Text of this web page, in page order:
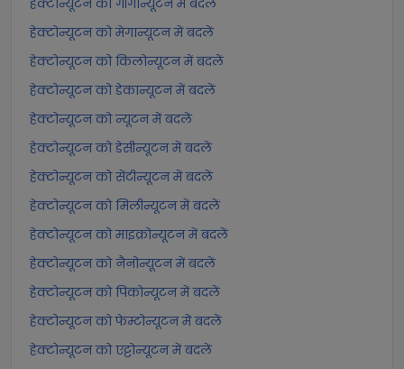
हेक्टोन्यूटन को गीगान्यूटन में बदलें
हेक्टोन्यूटन को मेगान्यूटन में बदलें
हेक्टोन्यूटन को किलोन्यूटन में बदलें
हेक्टोन्यूटन को डेकान्यूटन में बदलें
हेक्टोन्यूटन को न्यूटन में बदलें
हेक्टोन्यूटन को डेसीन्यूटन में बदलें
हेक्टोन्यूटन को सेंटीन्यूटन में बदलें
हेक्टोन्यूटन को मिलीन्यूटन में बदलें
हेक्टोन्यूटन को माइक्रोन्यूटन में बदलें
हेक्टोन्यूटन को नैनोन्यूटन में बदलें
हेक्टोन्यूटन को पिकोन्यूटन में बदलें
हेक्टोन्यूटन को फेम्टोन्यूटन में बदलें
हेक्टोन्यूटन को एट्टोन्यूटन में बदलें